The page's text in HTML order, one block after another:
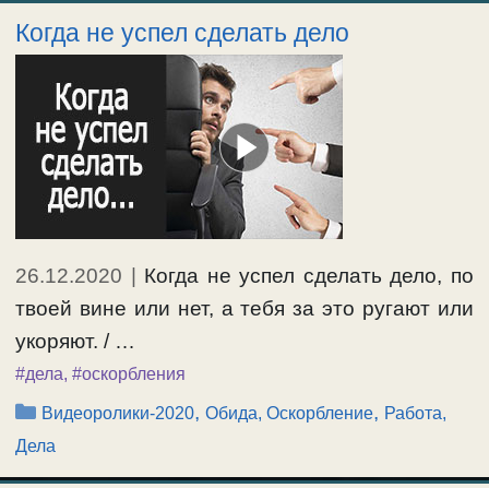
Когда не успел сделать дело
26.12.2020 | Когда не успел сделать дело, по
твоей вине или нет, а тебя за это ругают или
укоряют. / …
#дела, #оскорбления
Рубрики
Видеоролики-2020,Обида, Оскорбление, Работа,
Дела